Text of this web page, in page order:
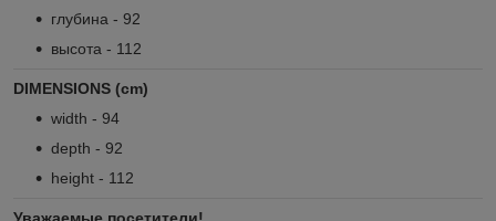
глубина - 92
высота - 112
DIMENSIONS (cm)
width - 94
depth - 92
height - 112